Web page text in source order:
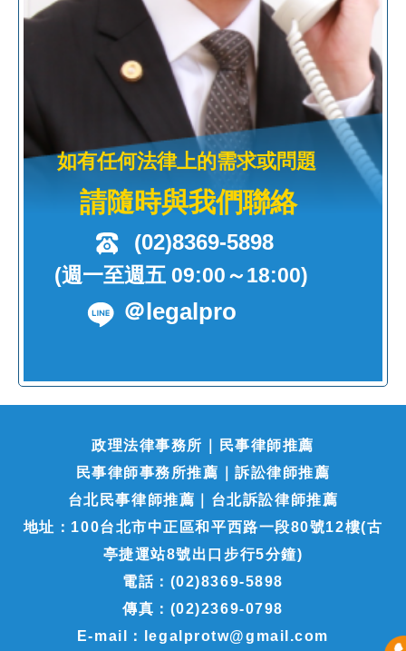
如有任何法律上的需求或問題
請隨時與我們聯絡
(02)8369-5898
(週一至週五 09:00～18:00)
＠legalpro
政理法律事務所｜民事律師推薦
民事律師事務所推薦｜訴訟律師推薦
台北民事律師推薦｜台北訴訟律師推薦
地址：100台北市中正區和平西路一段80號12樓(古
亭捷運站8號出口步行5分鐘)
電話：(02)8369-5898
傳真：(02)2369-0798
E-mail：legalprotw@gmail.com